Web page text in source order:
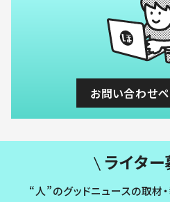
お問い合わせ
ライター
“人”のグッドニュースの取材